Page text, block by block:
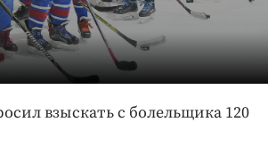
взыскать с болельщика 120